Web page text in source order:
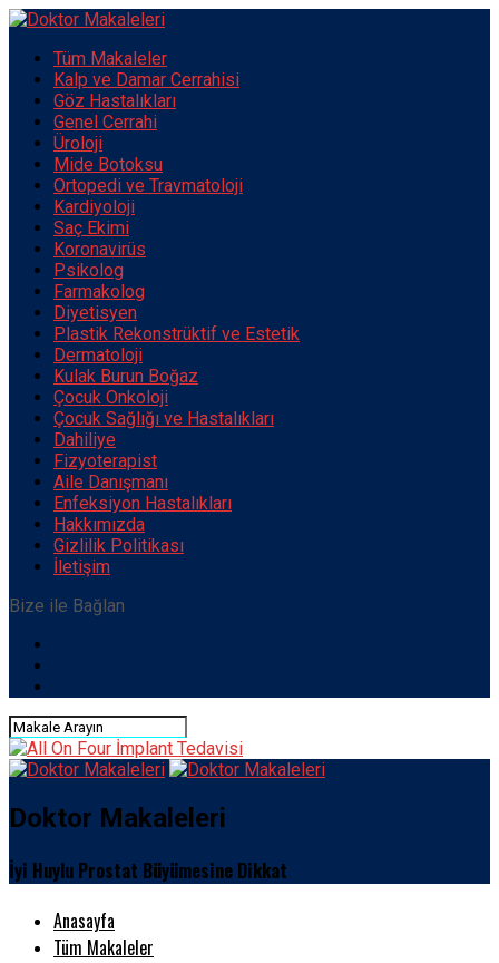
Tüm Makaleler
Kalp ve Damar Cerrahisi
Göz Hastalıkları
Genel Cerrahi
Üroloji
Mide Botoksu
Ortopedi ve Travmatoloji
Kardiyoloji
Saç Ekimi
Koronavirüs
Psikolog
Farmakolog
Diyetisyen
Plastik Rekonstrüktif ve Estetik
Dermatoloji
Kulak Burun Boğaz
Çocuk Onkoloji
Çocuk Sağlığı ve Hastalıkları
Dahiliye
Fizyoterapist
Aile Danışmanı
Enfeksiyon Hastalıkları
Hakkımızda
Gizlilik Politikası
İletişim
Bize ile Bağlan
Doktor Makaleleri
İyi Huylu Prostat Büyümesine Dikkat
Anasayfa
Tüm Makaleler